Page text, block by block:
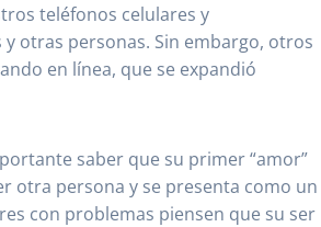
teléfonos celulares y
otras personas. Sin embargo, otros
en línea, que se expandió
saber que su primer “amor”
otra persona y se presenta como un
con problemas piensen que su ser